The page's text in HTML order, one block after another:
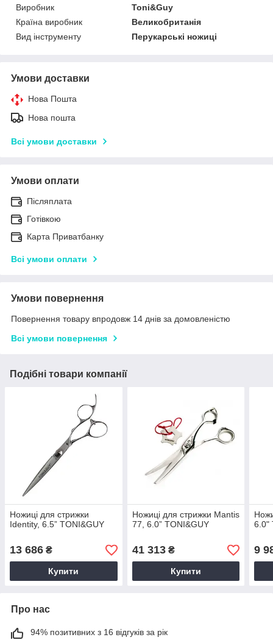
Виробник
Toni&Guy
Країна виробник
Великобританія
Вид інструменту
Перукарські ножиці
Умови доставки
Нова Пошта
Нова пошта
Всі умови доставки
Умови оплати
Післяплата
Готівкою
Карта Приватбанку
Всі умови оплати
Умови повернення
Повернення товару впродовж 14 днів за домовленістю
Всі умови повернення
Подібні товари компанії
Ножиці для стрижки
Identity, 6.5” TONI&GUY
13 686 ₴
Купити
Ножиці для стрижки Mantis
77, 6.0” TONI&GUY
41 313₴
Купити
6.0"
9
Про нас
94% позитивних з 16 відгуків за рік